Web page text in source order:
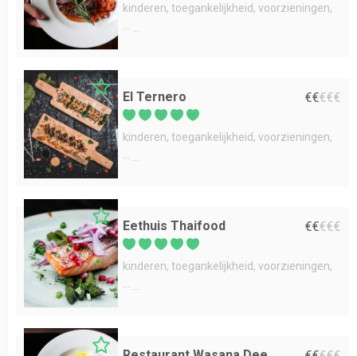
kinderen toegankelijkheid voorzieningen
El Ternero €€€€€
kinderen toegankelijkheid voorzieningen
Eethuis Thaifood €€€€€
kinderen toegankelijkheid voorzieningen